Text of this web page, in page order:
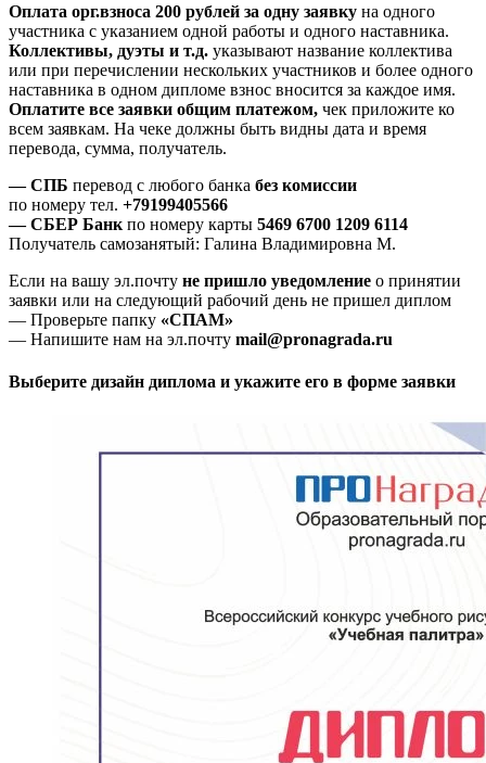
Оплата орг.взноса 200 рублей за одну заявку на одного
участника с указанием одной работы и одного наставника.
Коллективы, дуэты и т.д. указывают название коллектива
или при перечислении нескольких участников и более одного
наставника в одном дипломе взнос вносится за каждое имя.
Оплатите все заявки общим платежом, чек приложите ко
всем заявкам. На чеке должны быть видны дата и время
перевода, сумма, получатель.
— СПБ перевод с любого банка без комиссии
по номеру тел. +79199405566
— СБЕР Банк по номеру карты 5469 6700 1209 6114
Получатель самозанятый: Галина Владимировна М.
Если на вашу эл.почту не пришло уведомление о принятии
заявки или на следующий рабочий день не пришел диплом
— Проверьте папку «СПАМ»
— Напишите нам на эл.почту mail@pronagrada.ru
Выберите дизайн диплома и укажите его в форме заявки